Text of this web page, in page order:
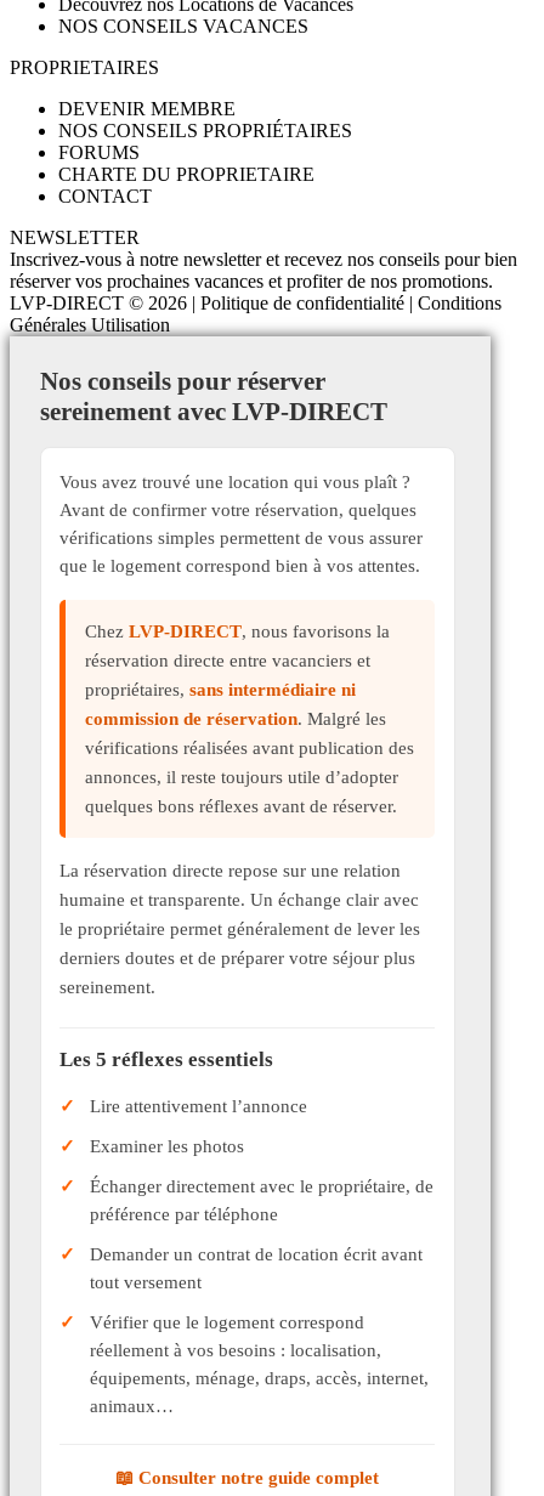
NOS CONSEILS VACANCES
PROPRIETAIRES
DEVENIR MEMBRE
NOS CONSEILS PROPRIÉTAIRES
FORUMS
CHARTE DU PROPRIETAIRE
CONTACT
NEWSLETTER
Inscrivez-vous à notre newsletter et recevez nos conseils pour bien
réserver vos prochaines vacances et profiter de nos promotions.
LVP-DIRECT © 2026 | Politique de confidentialité | Conditions
Générales Utilisation
Nos conseils pour réserver
sereinement avec LVP-DIRECT
Vous avez trouvé une location qui vous plaît ?
Avant de confirmer votre réservation, quelques
vérifications simples permettent de vous assurer
que le logement correspond bien à vos attentes.
Chez LVP-DIRECT, nous favorisons la
réservation directe entre vacanciers et
propriétaires, sans intermédiaire ni
commission de réservation. Malgré les
vérifications réalisées avant publication des
annonces, il reste toujours utile d’adopter
quelques bons réflexes avant de réserver.
La réservation directe repose sur une relation
humaine et transparente. Un échange clair avec
le propriétaire permet généralement de lever les
derniers doutes et de préparer votre séjour plus
sereinement.
Les 5 réflexes essentiels
Lire attentivement l’annonce
Examiner les photos
Échanger directement avec le propriétaire, de
préférence par téléphone
Demander un contrat de location écrit avant
tout versement
Vérifier que le logement correspond
réellement à vos besoins : localisation,
équipements, ménage, draps, accès, internet,
animaux…
📖 Consulter notre guide complet